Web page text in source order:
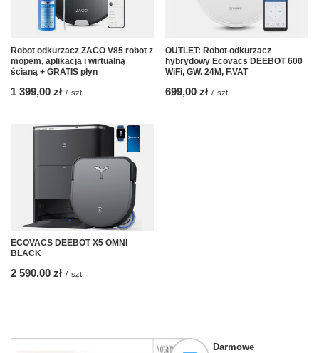
Robot odkurzacz ZACO V85 robot z
mopem, aplikacją i wirtualną
ścianą + GRATIS płyn
1 399,00 zł / szt.
OUTLET: Robot odkurzacz
hybrydowy Ecovacs DEEBOT 600
WiFi, GW. 24M, F.VAT
699,00 zł / szt.
ECOVACS DEEBOT X5 OMNI
BLACK
2 590,00 zł / szt.
Darmowe